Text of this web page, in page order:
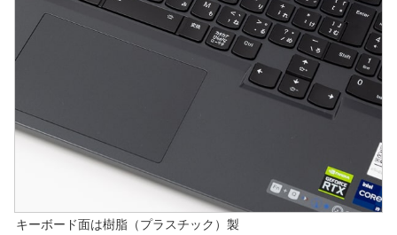
キーボード面は樹脂（プラスチック）製